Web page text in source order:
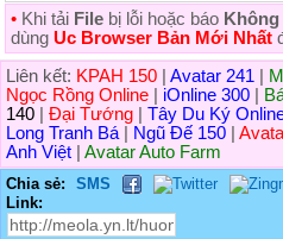
• Khi tải File bị lỗi hoặc báo
dùng Uc Browser Bản Mới Nhất
Liên kết: KPAH 150 Avatar 241
Ngọc Rồng Online
iOnline 300
140
Đại Tướng Tây Du Ký
Long Tranh Bá
Ngũ Đế 150
Anh Việt
Avatar Auto Farm
Chia sẻ:
SMS
Link: